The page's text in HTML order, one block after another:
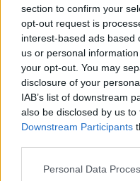
section to confirm your
opt-out request is
interest-based ads based
us or personal
your opt-out. You may
disclosure of your
IAB’s list of downstream
also be disclosed by us
Downstream Participants
Please note that this
Personal Data
Ο Πολωνός
εμφανίστηκε
Έλληνα πρωταθλητή